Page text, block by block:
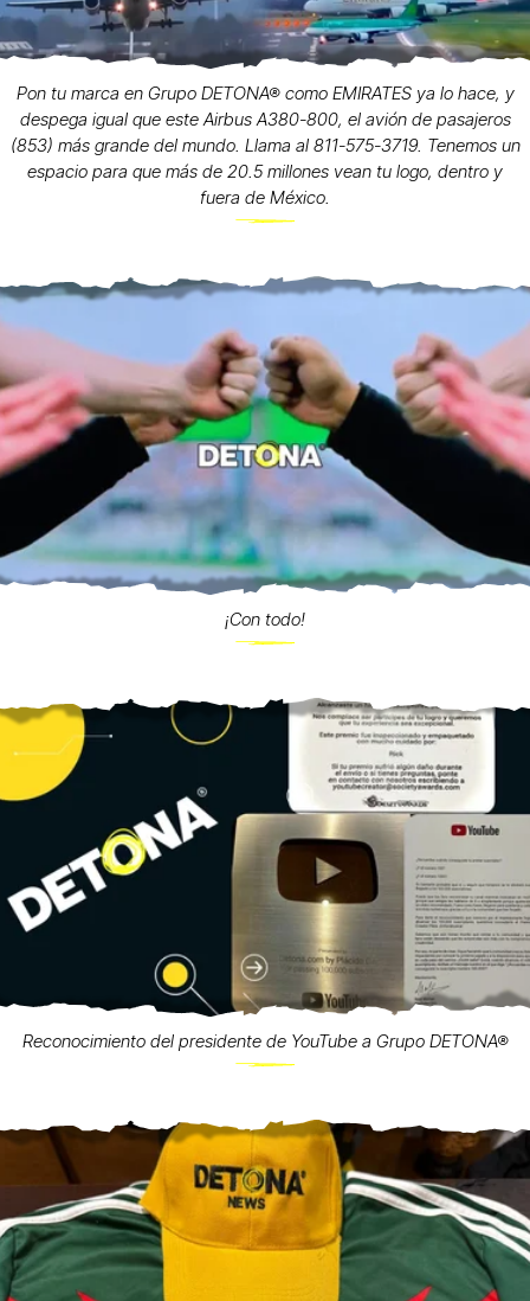
Pon tu marca en Grupo DETONA® como EMIRATES ya lo hace, y
despega igual que este Airbus A380-800, el avión de pasajeros
(853) más grande del mundo. Llama al 811-575-3719. Tenemos un
espacio para que más de 20.5 millones vean tu logo, dentro y
fuera de México.
¡Con todo!
Reconocimiento del presidente de YouTube a Grupo DETONA®